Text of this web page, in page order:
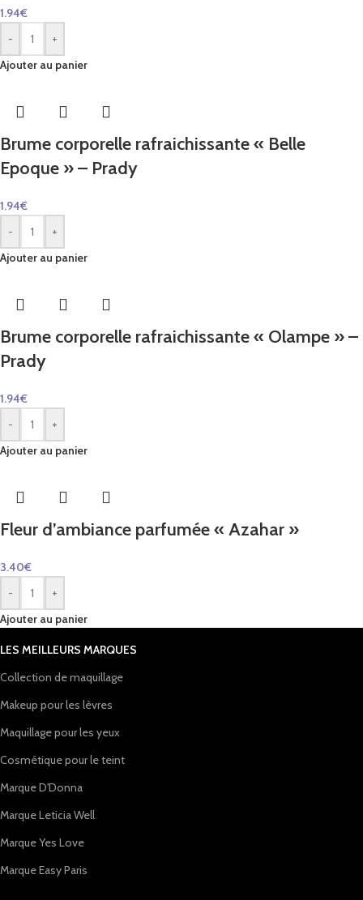
1.94€
-
+
Ajouter au panier
Brume corporelle rafraichissante « Belle
Epoque » – Prady
1.94€
-
+
Ajouter au panier
Brume corporelle rafraichissante « Olampe » –
Prady
1.94€
-
+
Ajouter au panier
Fleur d’ambiance parfumée « Azahar »
3.40€
-
+
Ajouter au panier
LES MEILLEURS MARQUES
Collection de maquillage
Makeup pour les lèvres
Maquillage pour les yeux
Cosmétique pour le teint
Marque D'Donna
Marque Leticia Well
Marque Yes Love
Marque Easy Paris